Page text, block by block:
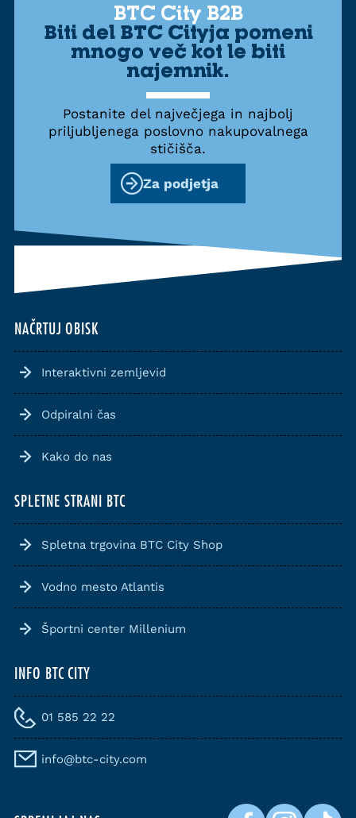
NAČRTUJ OBISK
Interaktivni zemljevid
Odpiralni čas
Kako do nas
SPLETNE STRANI BTC
Spletna trgovina BTC City Shop
Vodno mesto Atlantis
Športni center Millenium
INFO BTC CITY
01 585 22 22
info@btc-city.com
BTC City B2B
Biti del BTC Cityja pomeni
mnogo več kot le biti
najemnik.
Postanite del največjega in najbolj
priljubljenega poslovno nakupovalnega
stičišča.
Za podjetja